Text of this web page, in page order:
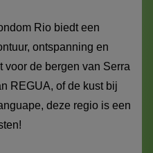
Rio biedt een
ontspanning en
voor de bergen van Serra
REGUA, of de kust bij
deze regio is een